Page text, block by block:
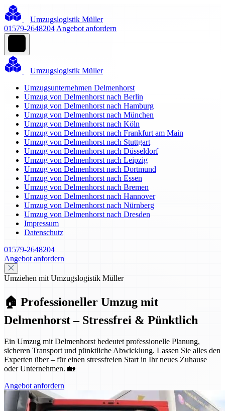
Umzugslogistik Müller
01579-2648204 Angebot anfordern
Umzugslogistik Müller
Umzugsunternehmen Delmenhorst
Umzug von Delmenhorst nach Berlin
Umzug von Delmenhorst nach Hamburg
Umzug von Delmenhorst nach München
Umzug von Delmenhorst nach Köln
Umzug von Delmenhorst nach Frankfurt am Main
Umzug von Delmenhorst nach Stuttgart
Umzug von Delmenhorst nach Düsseldorf
Umzug von Delmenhorst nach Leipzig
Umzug von Delmenhorst nach Dortmund
Umzug von Delmenhorst nach Essen
Umzug von Delmenhorst nach Bremen
Umzug von Delmenhorst nach Hannover
Umzug von Delmenhorst nach Nürnberg
Umzug von Delmenhorst nach Dresden
Impressum
Datenschutz
01579-2648204
Angebot anfordern
Umziehen mit Umzugslogistik Müller
🏠 Professioneller Umzug mit
Delmenhorst – Stressfrei & Pünktlich
Ein Umzug mit Delmenhorst bedeutet professionelle Planung,
sicheren Transport und pünktliche Abwicklung. Lassen Sie alles den
Experten über – für einen stressfreien Start in Ihr neues Zuhause
oder Unternehmen. 🏡
Angebot anfordern